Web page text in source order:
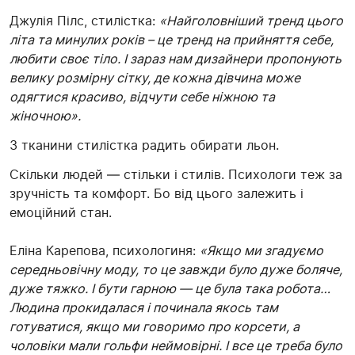
Джулія Пілс, стилістка: «Найголовніший тренд цього
літа та минулих років – це тренд на прийняття себе,
любити своє тіло. І зараз нам дизайнери пропонують
велику розмірну сітку, де кожна дівчина може
одягтися красиво, відчути себе ніжною та
жіночною».
З тканини стилістка радить обирати льон.
Скільки людей — стільки і стилів. Психологи теж за
зручність та комфорт. Бо від цього залежить і
емоційний стан.
Еліна Карепова, психологиня: «Якщо ми згадуємо
середньовічну моду, то це завжди було дуже боляче,
дуже тяжко. І бути гарною — це була така робота…
Людина прокидалася і починала якось там
готуватися, якщо ми говоримо про корсети, а
чоловіки мали гольфи неймовірні. І все це треба було